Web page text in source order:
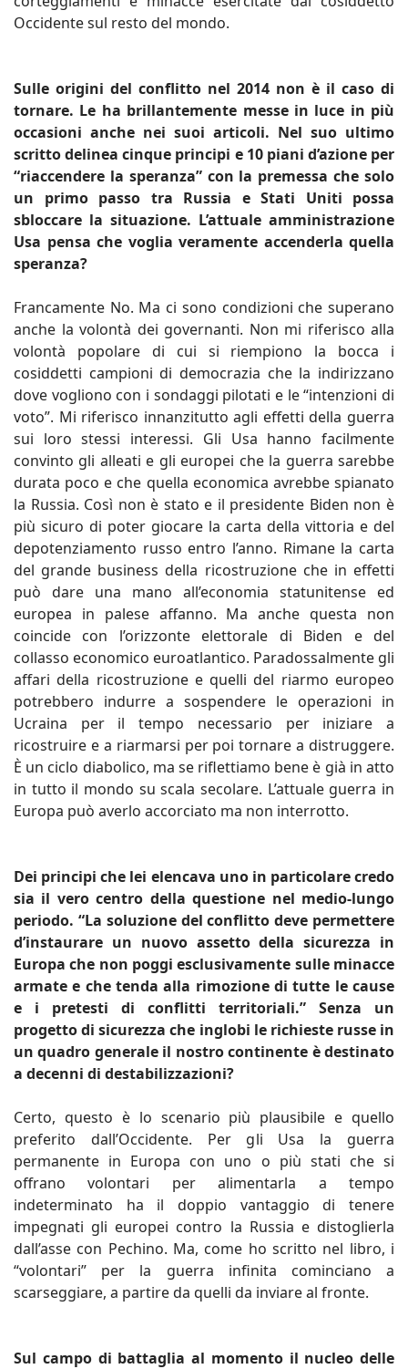
Occidente sul resto del mondo.
Sulle origini del conflitto nel 2014 non è il caso di
tornare. Le ha brillantemente messe in luce in più
occasioni anche nei suoi articoli. Nel suo ultimo
scritto delinea cinque principi e 10 piani d’azione per
“riaccendere la speranza” con la premessa che solo
un primo passo tra Russia e Stati Uniti possa
sbloccare la situazione. L’attuale amministrazione
Usa pensa che voglia veramente accenderla quella
speranza?
Francamente No. Ma ci sono condizioni che superano
anche la volontà dei governanti. Non mi riferisco alla
volontà popolare di cui si riempiono la bocca i
cosiddetti campioni di democrazia che la indirizzano
dove vogliono con i sondaggi pilotati e le “intenzioni di
voto”. Mi riferisco innanzitutto agli effetti della guerra
sui loro stessi interessi. Gli Usa hanno facilmente
convinto gli alleati e gli europei che la guerra sarebbe
durata poco e che quella economica avrebbe spianato
la Russia. Così non è stato e il presidente Biden non è
più sicuro di poter giocare la carta della vittoria e del
depotenziamento russo entro l’anno. Rimane la carta
del grande business della ricostruzione che in effetti
può dare una mano all’economia statunitense ed
europea in palese affanno. Ma anche questa non
coincide con l’orizzonte elettorale di Biden e del
collasso economico euroatlantico. Paradossalmente gli
affari della ricostruzione e quelli del riarmo europeo
potrebbero indurre a sospendere le operazioni in
Ucraina per il tempo necessario per iniziare a
ricostruire e a riarmarsi per poi tornare a distruggere.
È un ciclo diabolico, ma se riflettiamo bene è già in atto
in tutto il mondo su scala secolare. L’attuale guerra in
Europa può averlo accorciato ma non interrotto.
Dei principi che lei elencava uno in particolare credo
sia il vero centro della questione nel medio-lungo
periodo. “La soluzione del conflitto deve permettere
d’instaurare un nuovo assetto della sicurezza in
Europa che non poggi esclusivamente sulle minacce
armate e che tenda alla rimozione di tutte le cause
e i pretesti di conflitti territoriali.” Senza un
progetto di sicurezza che inglobi le richieste russe in
un quadro generale il nostro continente è destinato
a decenni di destabilizzazioni?
Certo, questo è lo scenario più plausibile e quello
preferito dall’Occidente. Per gli Usa la guerra
permanente in Europa con uno o più stati che si
offrano volontari per alimentarla a tempo
indeterminato ha il doppio vantaggio di tenere
impegnati gli europei contro la Russia e distoglierla
dall’asse con Pechino. Ma, come ho scritto nel libro, i
“volontari” per la guerra infinita cominciano a
scarseggiare, a partire da quelli da inviare al fronte.
Sul campo di battaglia al momento il nucleo delle